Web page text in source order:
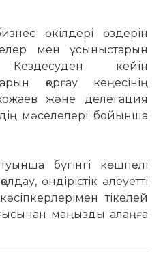
өкілдері өздерін
мен ұсыныстарын
кейін
қорғау кеңесінің
және делегация
мәселелері бойынша
бүгінгі көшпелі
өндірістік әлеуетті
тікелей
маңызды алаңға